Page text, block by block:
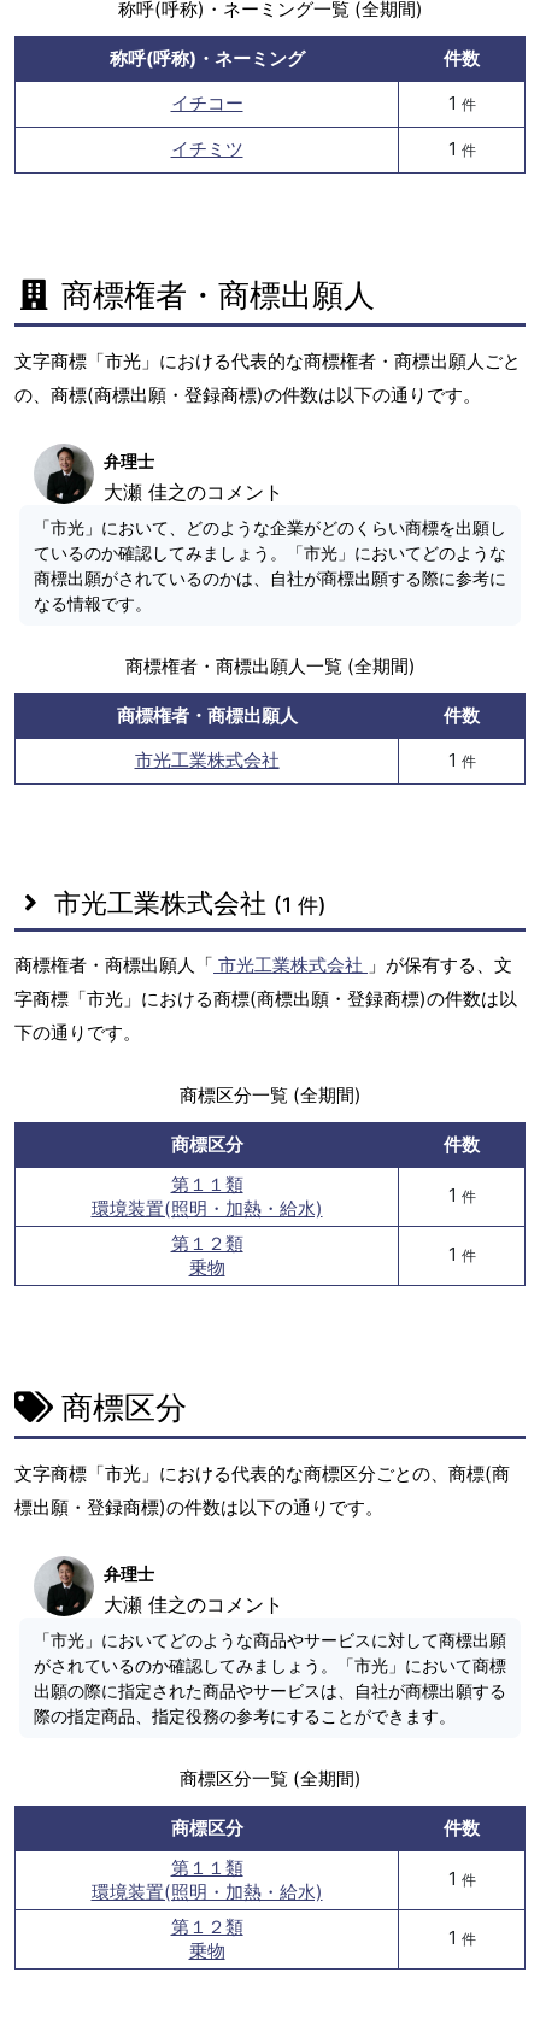
称呼(呼称)・ネーミング一覧 (全期間)
称呼(呼称)・ネーミング
件数
イチコー
1 件
イチミツ 1 件
商標権者・商標出願人
文字商標「市光」における代表的な商標権者・商標出願人ごと
の、商標(商標出願・登録商標)の件数は以下の通りです。
弁理士
大瀬 佳之のコメント
「市光」において、どのような企業がどのくらい商標を出願し
ているのか確認してみましょう。「市光」においてどのような
商標出願がされているのかは、自社が商標出願する際に参考に
なる情報です。
商標権者・商標出願人一覧 (全期間)
商標権者・商標出願人
件数
市光工業株式会社
1 件
市光工業株式会社 (1 件)
商標権者・商標出願人「 市光工業株式会社 」が保有する、文
字商標「市光」における商標(商標出願・登録商標)の件数は以
下の通りです。
商標区分一覧 (全期間)
商標区分
件数
第１１類
環境装置(照明・加熱・給水)
1 件
第１２類
乗物
1 件
商標区分
文字商標「市光」における代表的な商標区分ごとの、商標(商
標出願・登録商標)の件数は以下の通りです。
弁理士
大瀬 佳之のコメント
「市光」においてどのような商品やサービスに対して商標出願
がされているのか確認してみましょう。「市光」において商標
出願の際に指定された商品やサービスは、自社が商標出願する
際の指定商品、指定役務の参考にすることができます。
商標区分一覧 (全期間)
商標区分
件数
第１１類
環境装置(照明・加熱・給水)
1 件
第１２類
乗物
1 件